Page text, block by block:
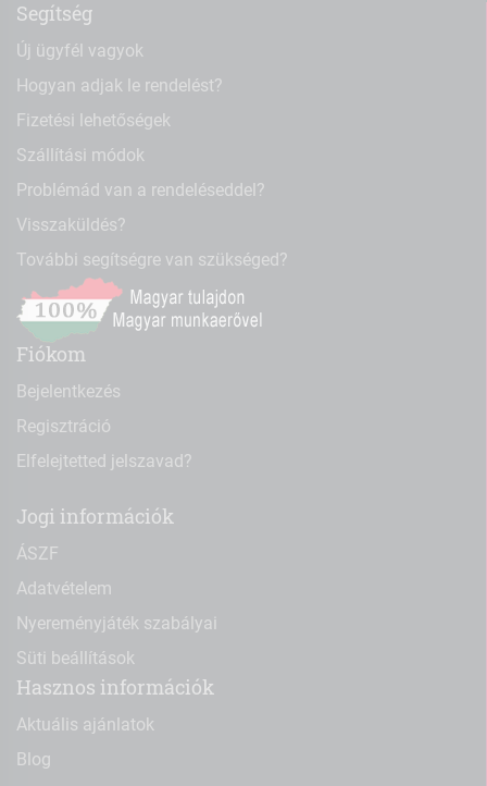
Segítség
Új ügyfél vagyok
Hogyan adjak le rendelést?
Fizetési lehetőségek
Szállítási módok
Problémád van a rendeléseddel?
Visszaküldés?
További segítségre van szükséged?
Fiókom
Bejelentkezés
Regisztráció
Elfelejtetted jelszavad?
Jogi információk
ÁSZF
Adatvételem
Nyereményjáték szabályai
Süti beállítások
Hasznos információk
Aktuális ajánlatok
Blog